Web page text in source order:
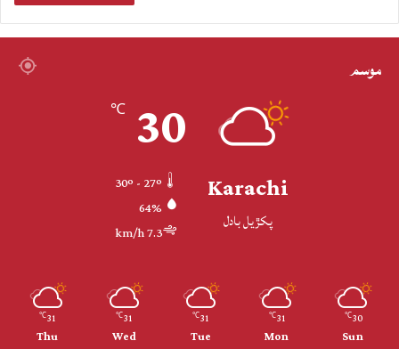
موسم
Karachi
پکڙيل بادل
30
℃
64%
7.3 km/h
30
℃
Sun
31
℃
Mon
31
℃
Tue
31
℃
Wed
31
℃
Thu